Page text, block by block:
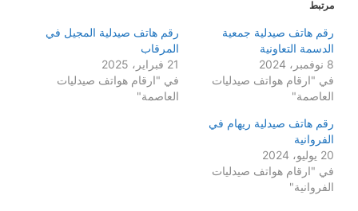
مرتبط
رقم هاتف صيدلية جمعية
الدسمة التعاونية
8 نوفمبر، 2024
في "ارقام هواتف صيدليات
العاصمة"
رقم هاتف صيدلية المجيل في
المرقاب
21 فبراير، 2025
في "ارقام هواتف صيدليات
العاصمة"
رقم هاتف صيدلية ريهام في
الفروانیة
20 يوليو، 2024
في "ارقام هواتف صيدليات
الفروانية"